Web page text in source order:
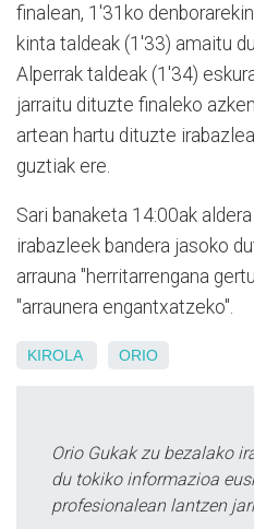
finalean, 1'31ko
kinta taldeak (1'33) amaitu
Alperrak taldeak (1'34)
jarraitu dituzte finaleko
artean hartu dituzte
guztiak ere.
Sari banaketa 14:00ak
irabazleek bandera jasoko
arrauna "herritarrengana
"arraunera engantxatzeko".
KIROLA ORIO
Orio Gukak zu bezalako
du tokiko informazioa
profesionalean lantzen